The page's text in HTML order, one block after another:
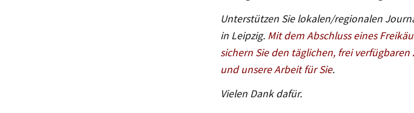
Unterstützen Sie lokalen/regionalen
in Leipzig. Mit dem Abschluss eines
sichern Sie den täglichen, frei
und unsere Arbeit für Sie.
Vielen Dank dafür.